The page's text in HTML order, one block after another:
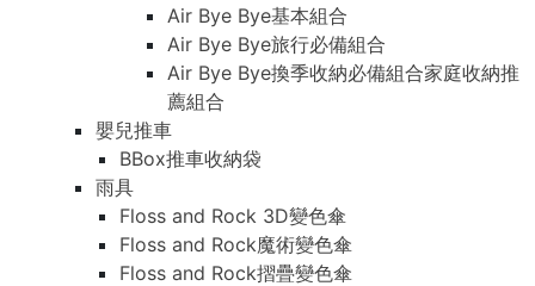
Air Bye Bye基本組合
Air Bye Bye旅行必備組合
Air Bye Bye換季收納必備組合家庭收納推
薦組合
嬰兒推車
BBox推車收納袋
雨具
Floss and Rock 3D變色傘
Floss and Rock魔術變色傘
Floss and Rock摺疊變色傘